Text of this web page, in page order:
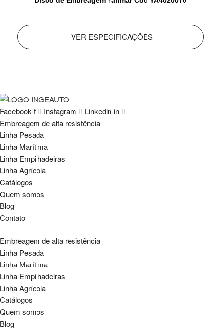
VER ESPECIFICAÇÕES
Facebook-f Instagram
Linkedin-in
Embreagem de alta resistência
Linha Pesada
Linha Marítima
Linha Empilhadeiras
Linha Agrícola
Catálogos
Quem somos
Blog
Contato
Embreagem de alta resistência
Linha Pesada
Linha Marítima
Linha Empilhadeiras
Linha Agrícola
Catálogos
Quem somos
Blog